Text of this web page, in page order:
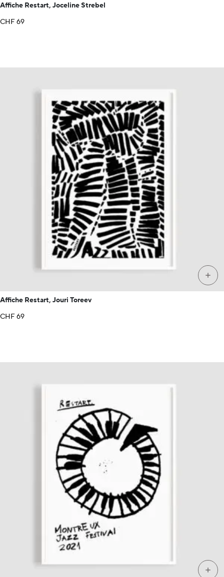
Affiche Restart, Joceline Strebel
CHF69
+
Affiche Restart, Jouri Toreev
CHF69
+